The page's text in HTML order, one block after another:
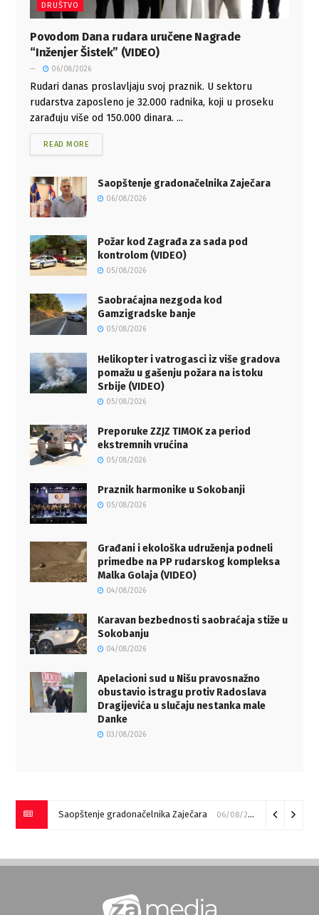
DRUŠTVO
Povodom Dana rudara uručene Nagrade
“Inženjer Šistek” (VIDEO)
06/08/2026
Rudari danas proslavljaju svoj praznik. U sektoru
rudarstva zaposleno je 32.000 radnika, koji u proseku
zarađuju više od 150.000 dinara. ...
READ MORE
Saopštenje gradonačelnika Zaječara
06/08/2026
Požar kod Zagrađa za sada pod
kontrolom (VIDEO)
05/08/2026
Saobraćajna nezgoda kod
Gamzigradske banje
05/08/2026
Helikopter i vatrogasci iz više gradova
pomažu u gašenju požara na istoku
Srbije (VIDEO)
05/08/2026
Preporuke ZZJZ TIMOK za period
ekstremnih vrućina
05/08/2026
Praznik harmonike u Sokobanji
05/08/2026
Građani i ekološka udruženja podneli
primedbe na PP rudarskog kompleksa
Malka Golaja (VIDEO)
04/08/2026
Karavan bezbednosti saobraćaja stiže u
Sokobanju
04/08/2026
Apelacioni sud u Nišu pravosnažno
obustavio istragu protiv Radoslava
Dragijevića u slučaju nestanka male
Danke
03/08/2026
Saopštenje gradonačelnika Zaječara 06/08/2026